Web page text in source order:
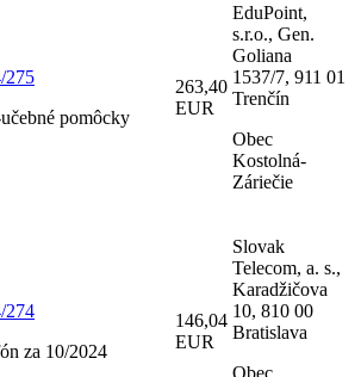
275
pomôcky
263,40
EUR
EduPoint,
s.r.o., Gen.
Goliana
1537/7, 911 01
Trenčín
Obec
Kostolná-
Záriečie
274
za 10/2024
146,04
EUR
Slovak
Telecom, a. s.,
Karadžičova
10, 810 00
Bratislava
Obec